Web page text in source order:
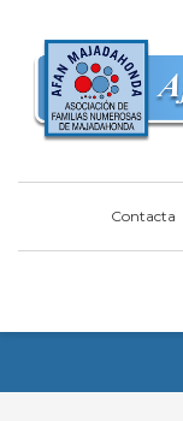
Contacta